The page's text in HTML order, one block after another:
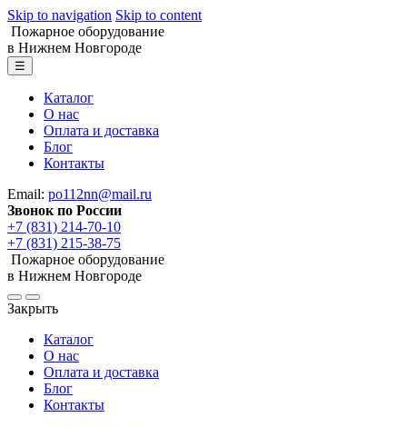
Skip to navigation Skip to content
Пожарное оборудование
в Нижнем Новгороде
☰
Каталог
О нас
Оплата и доставка
Блог
Контакты
Email: po112nn@mail.ru
Звонок по России
+7 (831) 214-70-10
+7 (831) 215-38-75
Пожарное оборудование
в Нижнем Новгороде
Закрыть
Каталог
О нас
Оплата и доставка
Блог
Контакты